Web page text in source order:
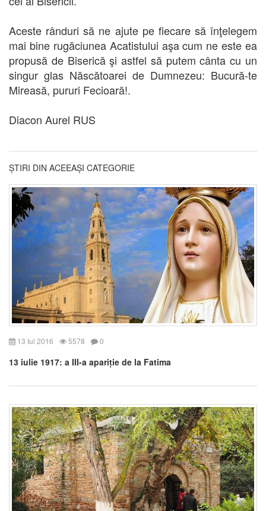
Aceste rânduri să ne ajute pe fiecare să înţelegem
mai bine rugăciunea Acatistului aşa cum ne este ea
propusă de Biserică şi astfel să putem cânta cu un
singur glas Născătoarei de Dumnezeu: Bucură-te
Mireasă, pururi Fecioară!.
Diacon Aurel RUS
ȘTIRI DIN ACEEAȘI CATEGORIE
13 Iul 2016 5578 0
13 iulie 1917: a III-a apariție de la Fatima